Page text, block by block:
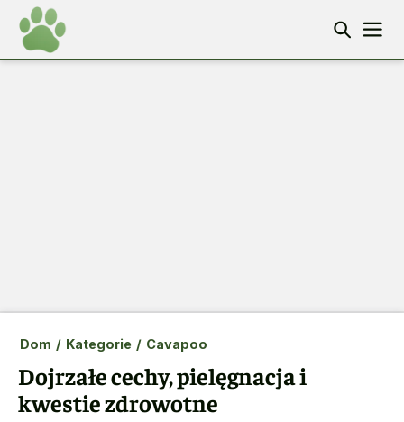
Dom / Kategorie / Cavapoo
Dojrzałe cechy, pielęgnacja i
kwestie zdrowotne